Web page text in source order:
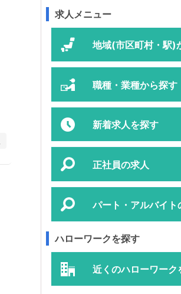
求人メニュー
地域(市区町村・駅)
職種・業種から探す
新着求人を探す
正社員の求人
パート・アルバイト
ハローワークを探す
近くのハローワーク